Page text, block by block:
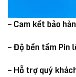
– Cam kết bảo
– Độ bền tấm Pin
– Hỗ trợ quý